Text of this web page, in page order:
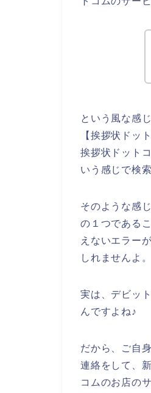
という風な感
【挨拶状ドッ
挨拶状ドット
いう感じで検
そのような感
の１つである
えないエラー
しれませんよ。
実は、デビッ
んですよね♪
だから、ご自
連絡をして、
コムのお店の